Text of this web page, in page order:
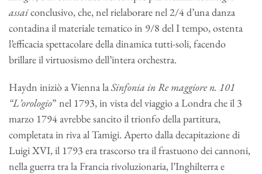
assaiconclusivo, che, nel rielaborare nel 2/4 d’una danza
contadina il materiale tematico in 9/8 del I tempo, ostenta
l’efficacia spettacolare della dinamica tutti-soli, facendo
brillare il virtuosismo dell’intera orchestra.
Haydn iniziò a Vienna laSinfonia in Re maggiore n. 101
“L’orologio” nel 1793, in vista del viaggio a Londra che il 3
marzo 1794 avrebbe sancito il trionfo della partitura,
completata in riva al Tamigi. Aperto dalla decapitazione di
Luigi XVI, il 1793 era trascorso tra il frastuono dei cannoni,
nella guerra tra la Francia rivoluzionaria, l’Inghilterra e